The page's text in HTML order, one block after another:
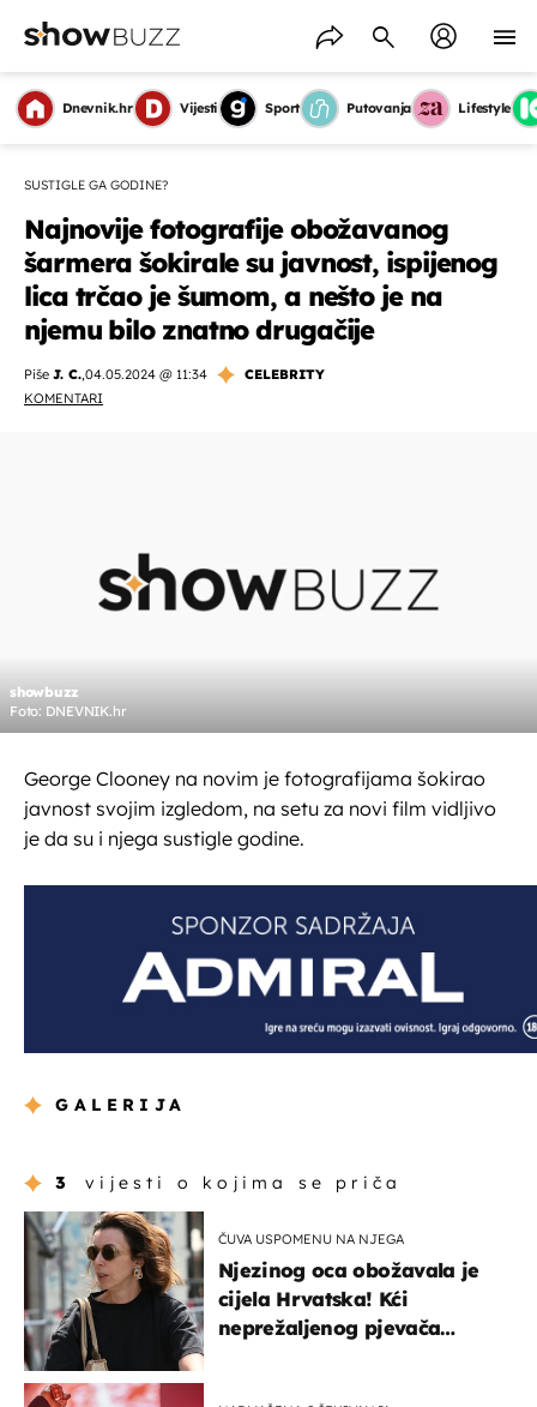
Dnevnik.hr Vijesti Sport Putovanja Lifestyle
SUSTIGLE GA GODINE?
Najnovije fotografije obožavanog
šarmera šokirale su javnost, ispijenog
lica trčao je šumom, a nešto je na
njemu bilo znatno drugačije
Piše J. C.,04.05.2024 @ 11:34
CELEBRITY
KOMENTARI
showbuzz
Foto: DNEVNIK.hr
George Clooney na novim je fotografijama šokirao
javnost svojim izgledom, na setu za novi film vidljivo
je da su i njega sustigle godine.
GALERIJA
3 vijesti o kojima se priča
ČUVA USPOMENU NA NJEGA
Njezinog oca obožavala je
cijela Hrvatska! Kći
neprežaljenog pjevača